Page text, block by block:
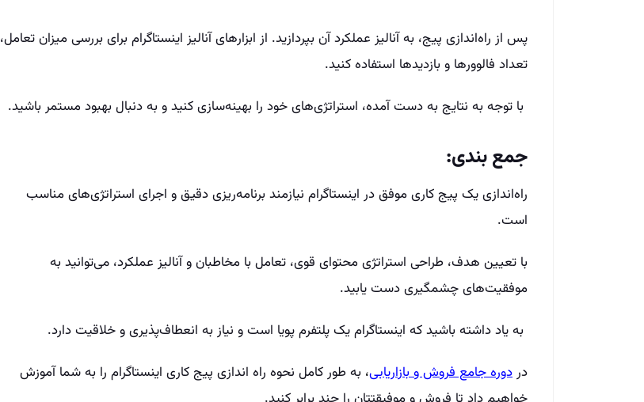
پس از راه‌اندازی پیج، به آنالیز عملکرد آن بپردازید. از ابزارهای آنالیز اینستاگرام برای بررسی میزان تعامل،
تعداد فالوورها و بازدیدها استفاده کنید.
با توجه به نتایج به دست آمده، استراتژی‌های خود را بهینه‌سازی کنید و به دنبال بهبود مستمر باشید.
جمع بندی:
راه‌اندازی یک پیج کاری موفق در اینستاگرام نیازمند برنامه‌ریزی دقیق و اجرای استراتژی‌های مناسب
است.
با تعیین هدف، طراحی استراتژی محتوای قوی، تعامل با مخاطبان و آنالیز عملکرد، می‌توانید به
موفقیت‌های چشمگیری دست یابید.
به یاد داشته باشید که اینستاگرام یک پلتفرم پویا است و نیاز به انعطاف‌پذیری و خلاقیت دارد.
در دوره جامع فروش و بازاریابی، به طور کامل نحوه راه اندازی پیج کاری اینستاگرام را به شما آموزش